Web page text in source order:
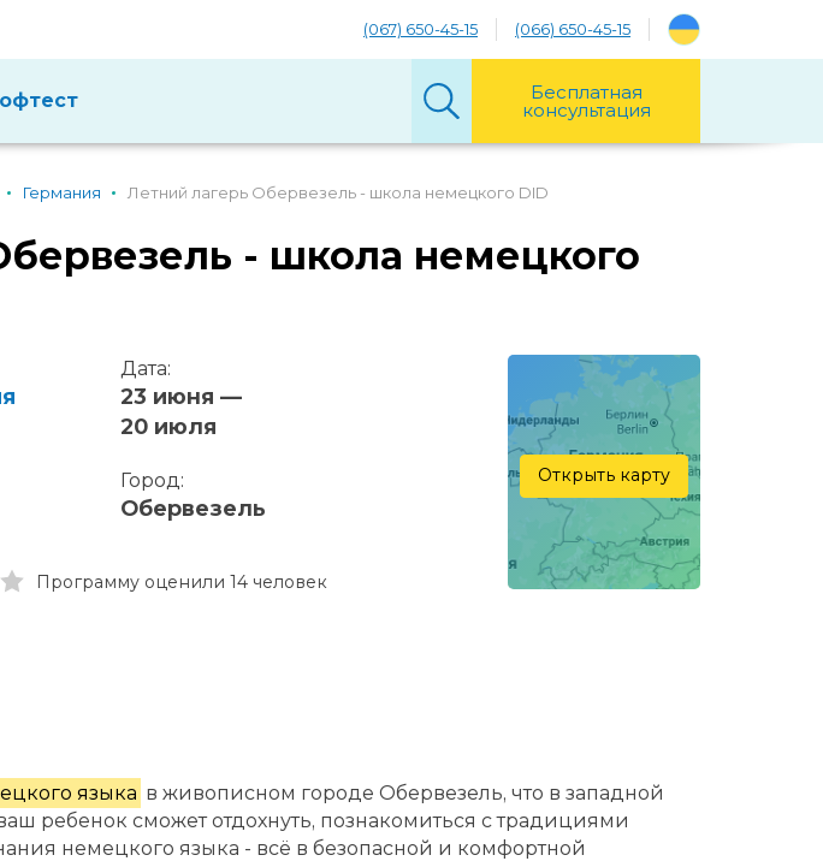
(067) 650-45-15 (066) 650-45-15
Бесплатная
консультация
Германия Летний лагерь Обервезель - школа немецкого DID
- школа немецкого
Дата:
23 июня —
20 июля
Город:
Обервезель
5 stars
4 stars
Программу оценили 14 человек
Открыть карту
языка в живописном городе Обервезель, что в западной
ребенок сможет отдохнуть, познакомиться с традициями
немецкого языка - всё в безопасной и комфортной